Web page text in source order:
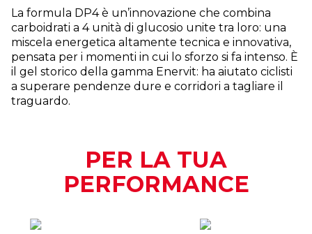
La formula DP4 è un’innovazione che combina
carboidrati a 4 unità di glucosio unite tra loro: una
miscela energetica altamente tecnica e innovativa,
pensata per i momenti in cui lo sforzo si fa intenso. È
il gel storico della gamma Enervit: ha aiutato ciclisti
a superare pendenze dure e corridori a tagliare il
traguardo.
PER LA TUA
PERFORMANCE